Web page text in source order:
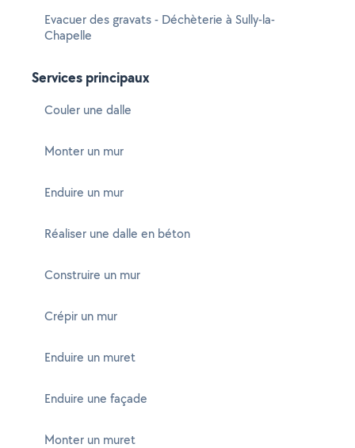
Evacuer des gravats - Déchèterie à Sully-la-
Chapelle
Services principaux
Couler une dalle
Monter un mur
Enduire un mur
Réaliser une dalle en béton
Construire un mur
Crépir un mur
Enduire un muret
Enduire une façade
Monter un muret